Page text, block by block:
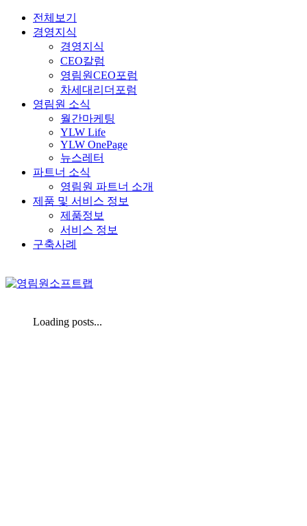
전체보기
경영지식
경영지식
CEO칼럼
영림원CEO포럼
차세대리더포럼
영림원 소식
월간마케팅
YLW Life
YLW OnePage
뉴스레터
파트너 소식
영림원 파트너 소개
제품 및 서비스 정보
제품정보
서비스 정보
구축사례
Loading posts...